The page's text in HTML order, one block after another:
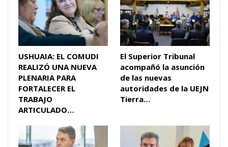
USHUAIA: EL COMUDI
REALIZÓ UNA NUEVA
PLENARIA PARA
FORTALECER EL
TRABAJO
ARTICULADO…
El Superior Tribunal
acompañó la asunción
de las nuevas
autoridades de la UEJN
Tierra…